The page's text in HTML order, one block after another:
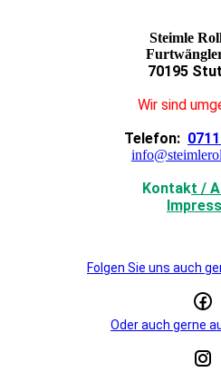
Steimle
70195
Wir sind
Telefon:
Kontakt /
Folgen Sie uns auch
Oder auch gerne